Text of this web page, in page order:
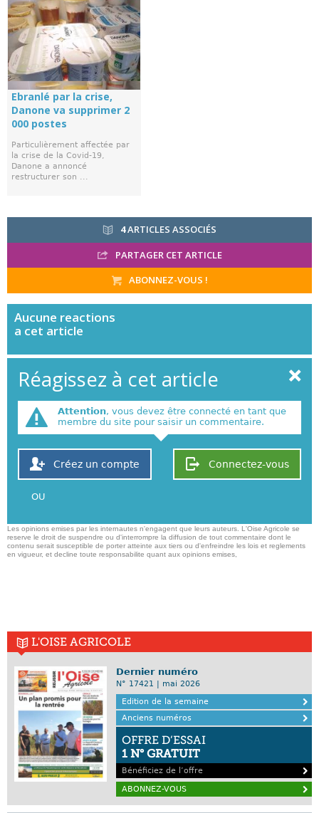
Ebranlé par la crise,
Danone va supprimer 2
000 postes
Particulièrement affectée par
la crise de la Covid-19,
Danone a annoncé
restructurer son ...
4ARTICLES ASSOCIÉS
PARTAGER CET ARTICLE
ABONNEZ-VOUS !
Aucune reactions
a cet article
Réagissez à cet article
Attention, vous devez être connecté en tant que
membre du site pour saisir un commentaire.
Connectez-vous
Créez un compte
OU
Les opinions emises par les internautes n'engagent que leurs auteurs. L'Oise Agricole se
reserve le droit de suspendre ou d'interrompre la diffusion de tout commentaire dont le
contenu serait susceptible de porter atteinte aux tiers ou d'enfreindre les lois et reglements
en vigueur, et decline toute responsabilite quant aux opinions emises,
L'OISE AGRICOLE
Dernier numéro
N° 17421 | mai 2026
Edition de la semaine
Anciens numéros
OFFRE D’ESSAI
1 N° GRATUIT
Bénéficiez de l’offre
ABONNEZ-VOUS